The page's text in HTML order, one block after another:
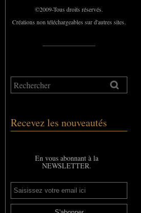
©2009-Tous droits réservés.
Créations non téléchargeables sur d'autres sites.
Recevez les nouveautés